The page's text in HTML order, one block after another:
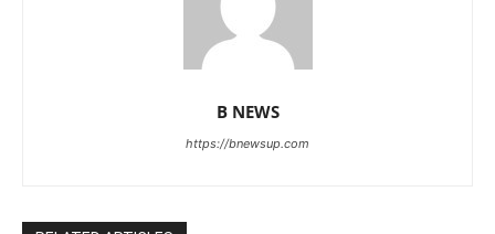
B NEWS
https://bnewsup.com